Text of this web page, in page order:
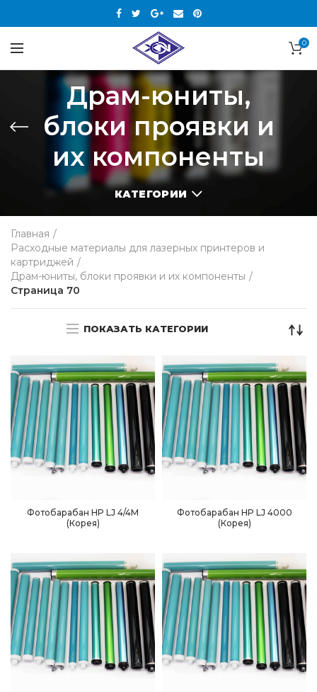
0
Драм-юниты,
блоки проявки и
их компоненты
КАТЕГОРИИ
Главная
Расходные материалы для лазерных принтеров и
картриджей
Драм-юниты, блоки проявки и их компоненты
Страница 70
ПОКАЗАТЬ КАТЕГОРИИ
Фотобарабан HP LJ 4/4M
(Корея)
Фотобарабан HP LJ 4000
(Корея)